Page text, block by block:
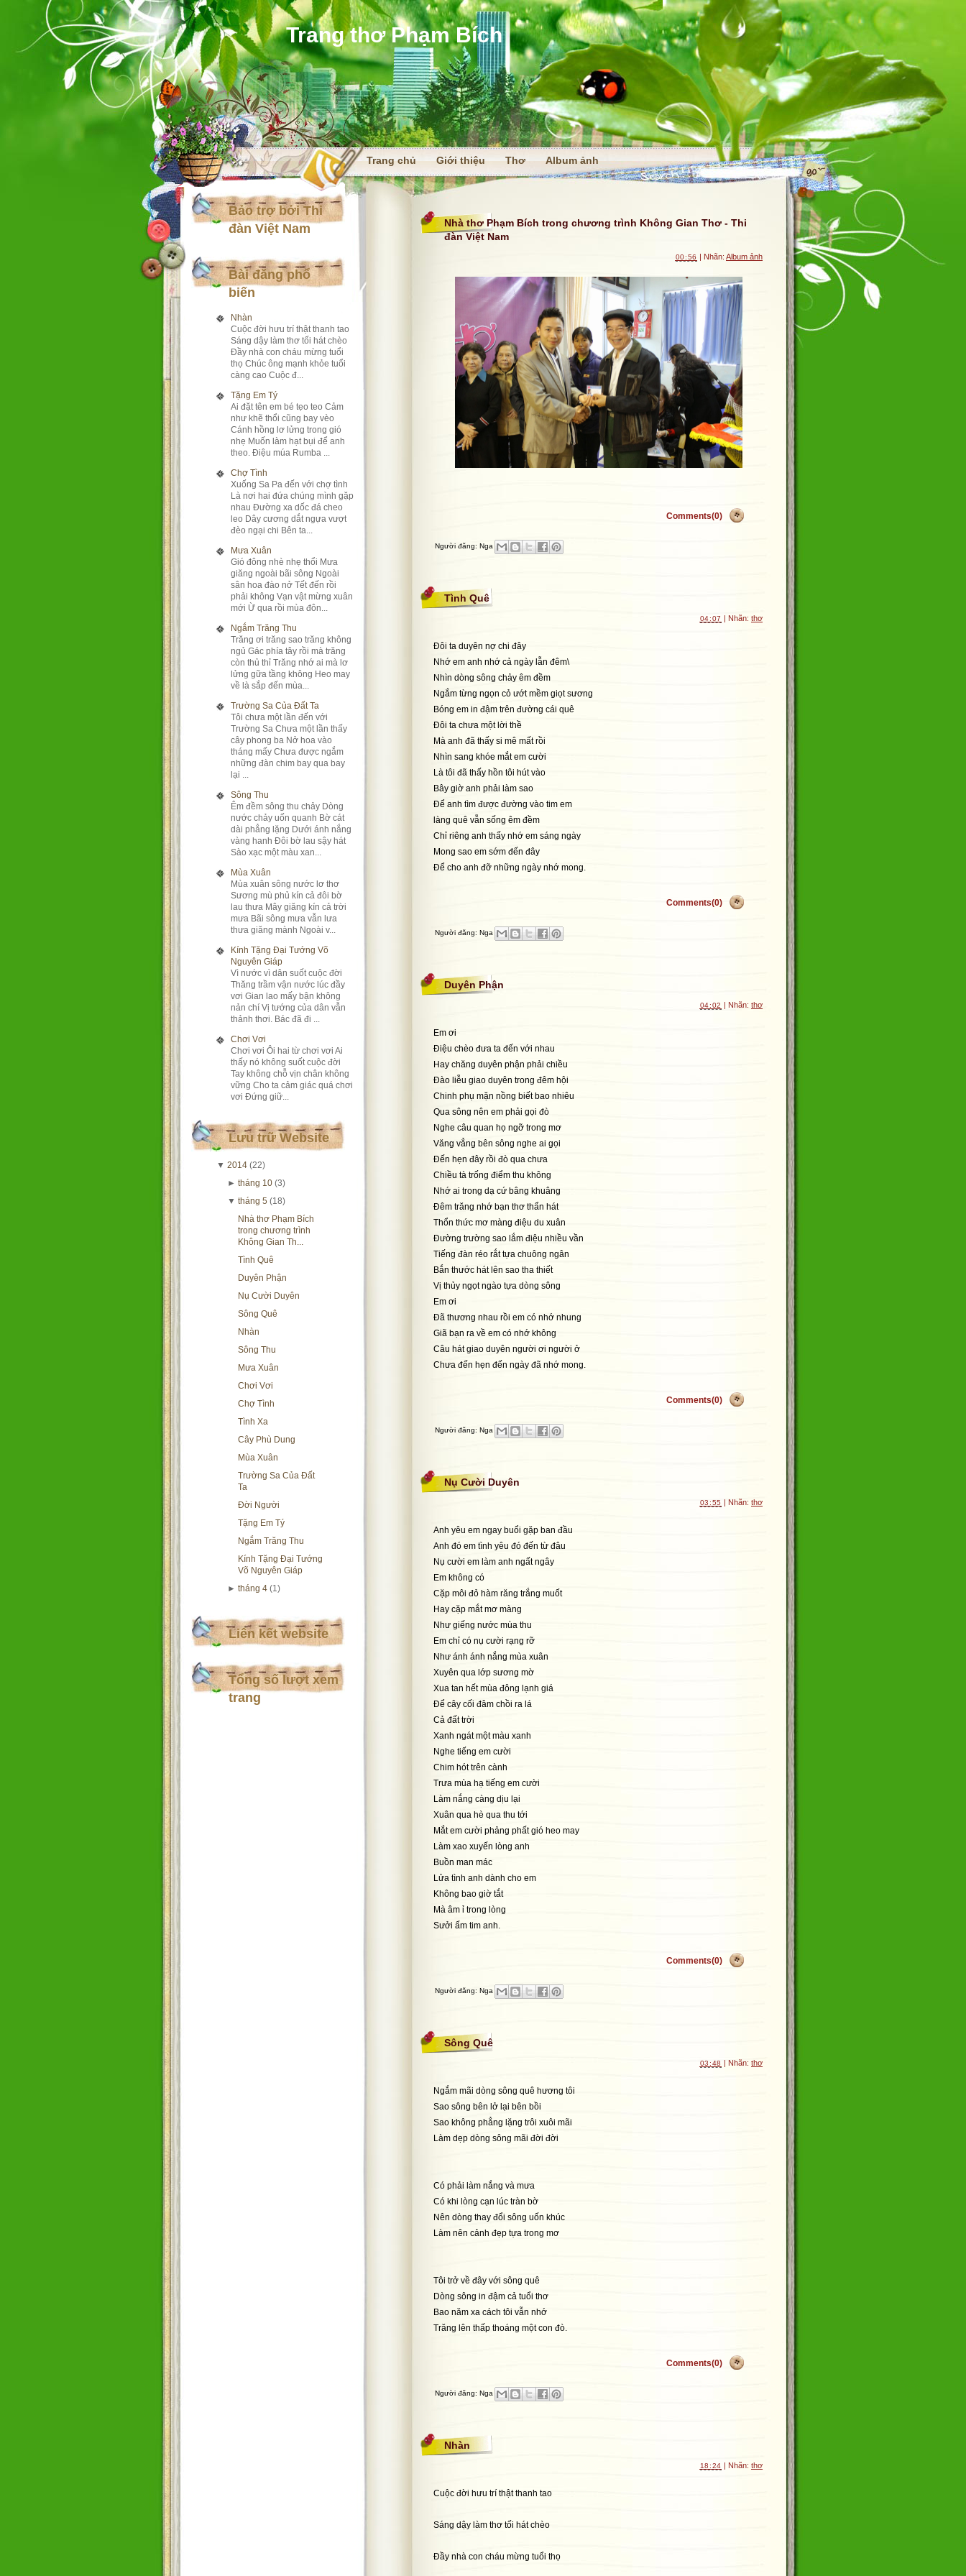
Trang thơ Phạm Bích
Trang chủ Giới thiệu Thơ Album ảnh
Bảo trợ bởi Thi
đàn Việt Nam
Bài đăng phổ
biến
Nhàn
Cuộc đời hưu trí thật thanh tao
Sáng dậy làm thơ tối hát chèo
Đầy nhà con cháu mừng tuổi
thọ Chúc ông mạnh khỏe tuổi
càng cao Cuộc đ...
Tặng Em Tý
Ai đặt tên em bé tẹo teo Cảm
như khẽ thổi cũng bay vèo
Cánh hồng lơ lửng trong gió
nhẹ Muốn làm hạt bụi để anh
theo. Điệu múa Rumba ...
Chợ Tình
Xuống Sa Pa đến với chợ tình
Là nơi hai đứa chúng mình gặp
nhau Đường xa dốc đá cheo
leo Dây cương dắt ngựa vượt
đèo ngại chi Bên ta...
Mưa Xuân
Gió đông nhè nhẹ thổi Mưa
giăng ngoài bãi sông Ngoài
sân hoa đào nở Tết đến rồi
phải không Vạn vật mừng xuân
mới Ừ qua rồi mùa đôn...
Ngắm Trăng Thu
Trăng ơi trăng sao trăng không
ngủ Gác phía tây rồi mà trăng
còn thủ thỉ Trăng nhớ ai mà lơ
lửng gữa tầng không Heo may
về là sắp đến mùa...
Trường Sa Của Đất Ta
Tôi chưa một lần đến với
Trường Sa Chưa một lần thấy
cây phong ba Nở hoa vào
tháng mấy Chưa được ngắm
những đàn chim bay qua bay
lại ...
Sông Thu
Êm đềm sông thu chảy Dòng
nước chảy uốn quanh Bờ cát
dài phẳng lặng Dưới ánh nắng
vàng hanh Đôi bờ lau sậy hát
Sào xạc một màu xan...
Mùa Xuân
Mùa xuân sông nước lơ thơ
Sương mù phủ kín cả đôi bờ
lau thưa Mây giăng kín cả trời
mưa Bãi sông mưa vẫn lưa
thưa giăng mành Ngoài v...
Kính Tặng Đại Tướng Võ
Nguyên Giáp
Vì nước vì dân suốt cuộc đời
Thăng trầm vận nước lúc đầy
vơi Gian lao mấy bận không
nản chí Vị tướng của dân vẫn
thảnh thơi. Bác đã đi ...
Chơi Vơi
Chơi vơi Ôi hai từ chơi vơi Ai
thấy nó không suốt cuộc đời
Tay không chỗ vịn chân không
vững Cho ta cảm giác quá chơi
vơi Đứng giữ...
Lưu trữ Website
▼ 2014 (22)
► tháng 10 (3)
▼ tháng 5 (18)
Nhà thơ Phạm Bích
trong chương trình
Không Gian Th...
Tình Quê
Duyên Phận
Nụ Cười Duyên
Sông Quê
Nhàn
Sông Thu
Mưa Xuân
Chơi Vơi
Chợ Tình
Tình Xa
Cây Phù Dung
Mùa Xuân
Trường Sa Của Đất
Ta
Đời Người
Tặng Em Tý
Ngắm Trăng Thu
Kính Tặng Đại Tướng
Võ Nguyên Giáp
► tháng 4 (1)
Liên kết website
Tổng số lượt xem
trang
Nhà thơ Phạm Bích trong chương trình Không Gian Thơ - Thi
đàn Việt Nam
00:56 | Nhãn: Album ảnh
Comments(0)
Người đăng: Nga
Tình Quê
04:07 | Nhãn: thơ
Đôi ta duyên nợ chi đây
Nhớ em anh nhớ cả ngày lẫn đêm\
Nhìn dòng sông chảy êm đềm
Ngắm từng ngọn cỏ ướt mềm giọt sương
Bóng em in đậm trên đường cái quê
Đôi ta chưa một lời thề
Mà anh đã thấy si mê mất rồi
Nhìn sang khóe mắt em cười
Là tôi đã thấy hồn tôi hút vào
Bây giờ anh phải làm sao
Để anh tìm được đường vào tim em
làng quê vẫn sống êm đềm
Chỉ riêng anh thấy nhớ em sáng ngày
Mong sao em sớm đến đây
Để cho anh đỡ những ngày nhớ mong.
Comments(0)
Người đăng: Nga
Duyên Phận
04:02 | Nhãn: thơ
Em ơi
Điệu chèo đưa ta đến với nhau
Hay chăng duyên phận phải chiều
Đào liễu giao duyên trong đêm hội
Chinh phụ mặn nồng biết bao nhiêu
Qua sông nên em phải gọi đò
Nghe câu quan họ ngỡ trong mơ
Văng vẳng bên sông nghe ai gọi
Đến hẹn đây rồi đò qua chưa
Chiều tà trống điểm thu không
Nhớ ai trong dạ cứ bâng khuâng
Đêm trăng nhớ bạn thơ thẩn hát
Thổn thức mơ màng điệu du xuân
Đường trường sao lắm điệu nhiều vần
Tiếng đàn réo rắt tựa chuông ngân
Bắn thước hát lên sao tha thiết
Vị thủy ngọt ngào tựa dòng sông
Em ơi
Đã thương nhau rồi em có nhớ nhung
Giã bạn ra về em có nhớ không
Câu hát giao duyên người ơi người ở
Chưa đến hẹn đến ngày đã nhớ mong.
Comments(0)
Người đăng: Nga
Nụ Cười Duyên
03:55 | Nhãn: thơ
Anh yêu em ngay buổi gặp ban đầu
Anh đó em tình yêu đó đến từ đâu
Nụ cười em làm anh ngất ngây
Em không có
Cặp môi đỏ hàm răng trắng muốt
Hay cặp mắt mơ màng
Như giếng nước mùa thu
Em chỉ có nụ cười rạng rỡ
Như ánh ánh nắng mùa xuân
Xuyên qua lớp sương mờ
Xua tan hết mùa đông lạnh giá
Để cây cối đâm chồi ra lá
Cả đất trời
Xanh ngát một màu xanh
Nghe tiếng em cười
Chim hót trên cành
Trưa mùa hạ tiếng em cười
Làm nắng càng dịu lại
Xuân qua hè qua thu tới
Mắt em cười phảng phất gió heo may
Làm xao xuyến lòng anh
Buồn man mác
Lửa tình anh dành cho em
Không bao giờ tắt
Mà âm ỉ trong lòng
Sưởi ấm tim anh.
Comments(0)
Người đăng: Nga
Sông Quê
03:48 | Nhãn: thơ
Ngắm mãi dòng sông quê hương tôi
Sao sông bên lở lại bên bồi
Sao không phẳng lặng trôi xuôi mãi
Làm dẹp dòng sông mãi đời đời
Có phải làm nắng và mưa
Có khi lòng cạn lúc tràn bờ
Nên dòng thay đổi sông uốn khúc
Làm nên cảnh đẹp tựa trong mơ
Tôi trở về đây với sông quê
Dòng sông in đậm cả tuổi thơ
Bao năm xa cách tôi vẫn nhớ
Trăng lên thấp thoáng một con đò.
Comments(0)
Người đăng: Nga
Nhàn
18:24 | Nhãn: thơ
Cuộc đời hưu trí thật thanh tao
Sáng dậy làm thơ tối hát chèo
Đầy nhà con cháu mừng tuổi thọ